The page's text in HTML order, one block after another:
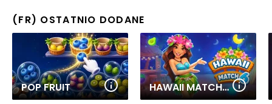
(FR) OSTATNIO DODANE
POP FRUIT HAWAII MATCH 6